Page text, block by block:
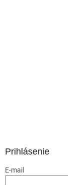
Prihlásenie
E-mail